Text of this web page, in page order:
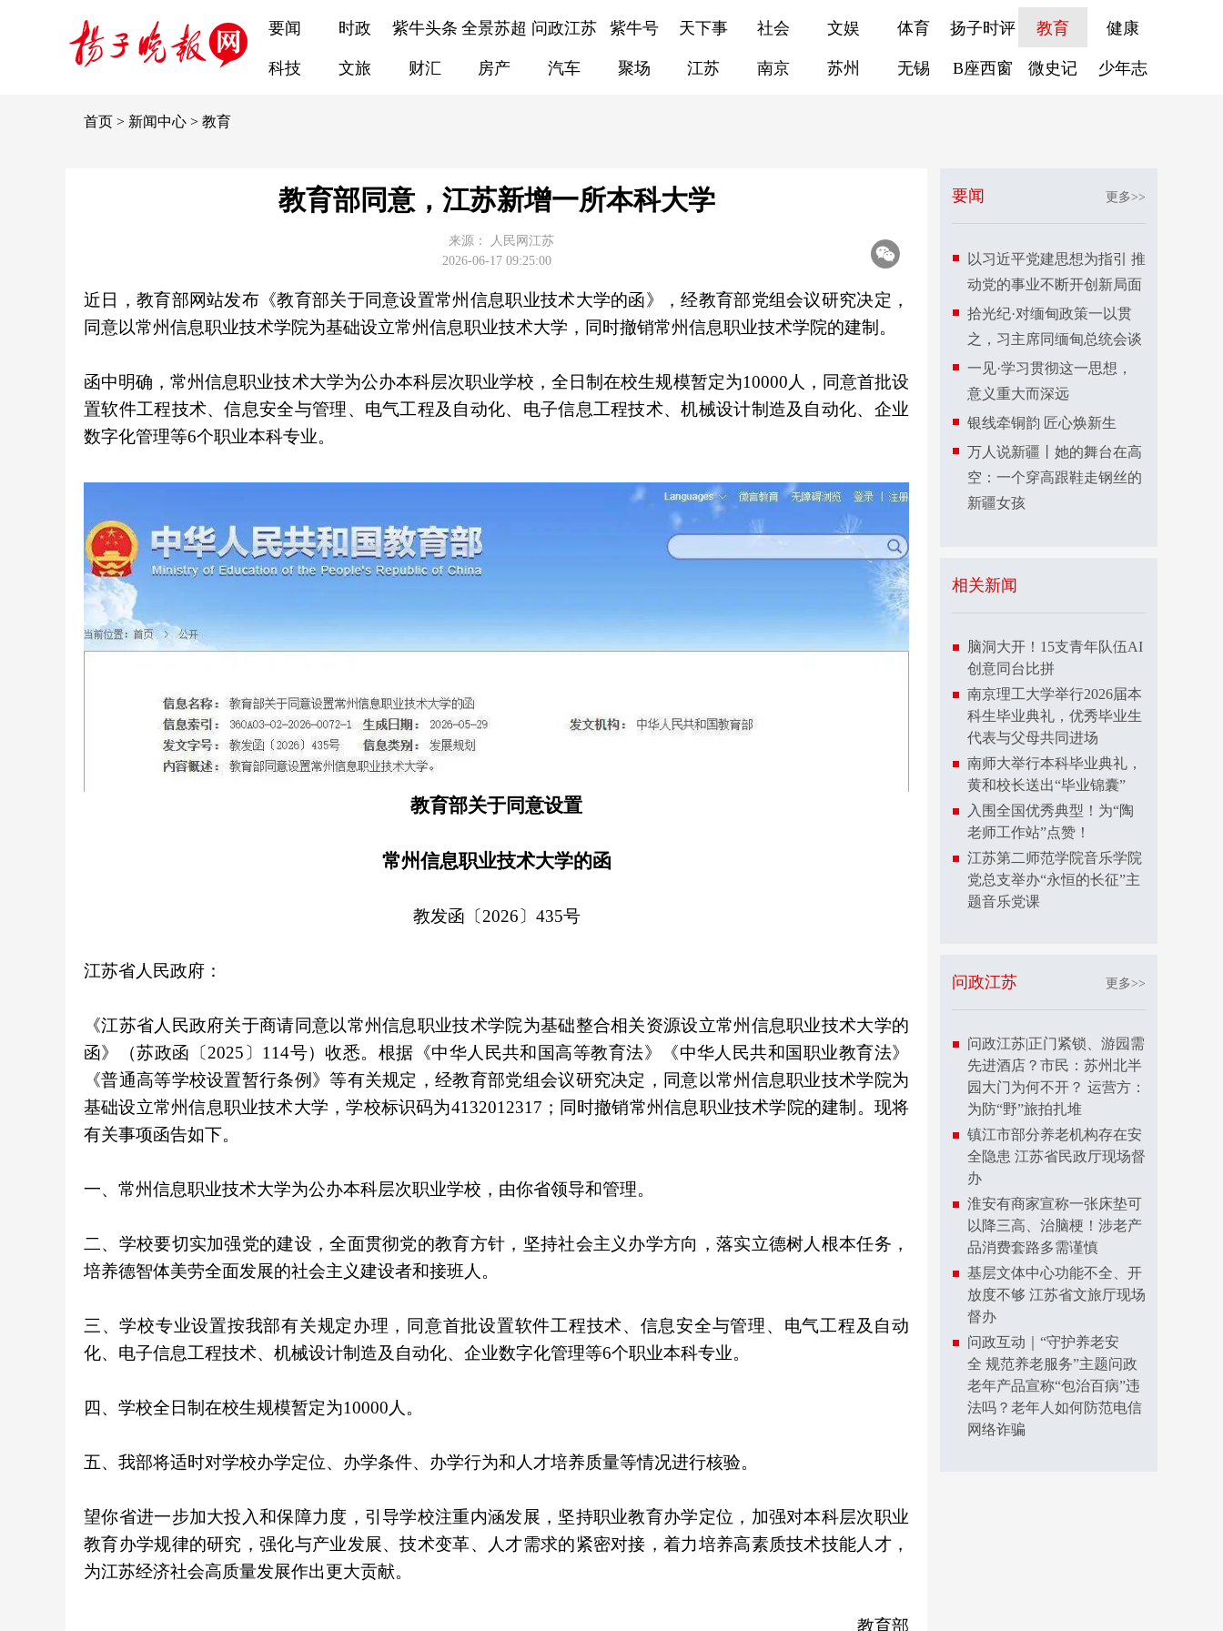
要闻 时政 紫牛头条 全景苏超 问政江苏 紫牛号 天下事 社会 文娱 体育 扬子时评 教育 健康
科技 文旅 财汇 房产 汽车 聚场 江苏 南京 苏州 无锡 B座西窗 微史记 少年志
首页 > 新闻中心 > 教育
教育部同意，江苏新增一所本科大学
来源：
人民网江苏
2026-06-17 09:25:00
近日，教育部网站发布《教育部关于同意设置常州信息职业技术大学的函》，经教育部党组会议研究决定，
同意以常州信息职业技术学院为基础设立常州信息职业技术大学，同时撤销常州信息职业技术学院的建制。
函中明确，常州信息职业技术大学为公办本科层次职业学校，全日制在校生规模暂定为10000人，同意首批设
置软件工程技术、信息安全与管理、电气工程及自动化、电子信息工程技术、机械设计制造及自动化、企业
数字化管理等6个职业本科专业。
教育部关于同意设置
常州信息职业技术大学的函
教发函〔2026〕435号
江苏省人民政府：
《江苏省人民政府关于商请同意以常州信息职业技术学院为基础整合相关资源设立常州信息职业技术大学的
函》（苏政函〔2025〕114号）收悉。根据《中华人民共和国高等教育法》《中华人民共和国职业教育法》
《普通高等学校设置暂行条例》等有关规定，经教育部党组会议研究决定，同意以常州信息职业技术学院为
基础设立常州信息职业技术大学，学校标识码为4132012317；同时撤销常州信息职业技术学院的建制。现将
有关事项函告如下。
一、常州信息职业技术大学为公办本科层次职业学校，由你省领导和管理。
二、学校要切实加强党的建设，全面贯彻党的教育方针，坚持社会主义办学方向，落实立德树人根本任务，
培养德智体美劳全面发展的社会主义建设者和接班人。
三、学校专业设置按我部有关规定办理，同意首批设置软件工程技术、信息安全与管理、电气工程及自动
化、电子信息工程技术、机械设计制造及自动化、企业数字化管理等6个职业本科专业。
四、学校全日制在校生规模暂定为10000人。
五、我部将适时对学校办学定位、办学条件、办学行为和人才培养质量等情况进行核验。
望你省进一步加大投入和保障力度，引导学校注重内涵发展，坚持职业教育办学定位，加强对本科层次职业
教育办学规律的研究，强化与产业发展、技术变革、人才需求的紧密对接，着力培养高素质技术技能人才，
为江苏经济社会高质量发展作出更大贡献。
教育部
要闻 更多>>
以习近平党建思想为指引 推
动党的事业不断开创新局面
拾光纪·对缅甸政策一以贯
之，习主席同缅甸总统会谈
一见·学习贯彻这一思想，
意义重大而深远
银线牵铜韵 匠心焕新生
万人说新疆丨她的舞台在高
空：一个穿高跟鞋走钢丝的
新疆女孩
相关新闻
脑洞大开！15支青年队伍AI
创意同台比拼
南京理工大学举行2026届本
科生毕业典礼，优秀毕业生
代表与父母共同进场
南师大举行本科毕业典礼，
黄和校长送出“毕业锦囊”
入围全国优秀典型！为“陶
老师工作站”点赞！
江苏第二师范学院音乐学院
党总支举办“永恒的长征”主
题音乐党课
问政江苏 更多>>
问政江苏|正门紧锁、游园需
先进酒店？市民：苏州北半
园大门为何不开？ 运营方：
为防“野”旅拍扎堆
镇江市部分养老机构存在安
全隐患 江苏省民政厅现场督
办
淮安有商家宣称一张床垫可
以降三高、治脑梗！涉老产
品消费套路多需谨慎
基层文体中心功能不全、开
放度不够 江苏省文旅厅现场
督办
问政互动｜“守护养老安
全 规范养老服务”主题问政
老年产品宣称“包治百病”违
法吗？老年人如何防范电信
网络诈骗